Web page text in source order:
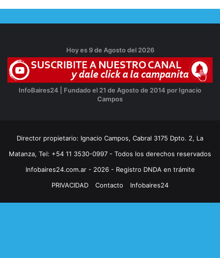
Hoy es 9 de Agosto del 2026
InfoBaires24 | Fundado el 21 de Agosto de 2014 por Ignacio
Campos
Director propietario: Ignacio Campos, Cabral 3175 Dpto. 2, La
Matanza, Tel: +54 11 3530-0997 - Todos los derechos reservados
Infobaires24.com.ar - 2026 - Registro DNDA en trámite
PRIVACIDAD
Contacto Infobaires24